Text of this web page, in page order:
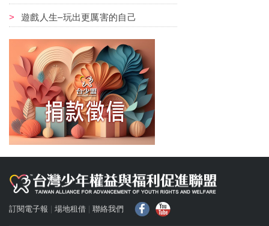
遊戲人生–玩出更厲害的自己
訂閱電子報 場地租借 聯絡我們